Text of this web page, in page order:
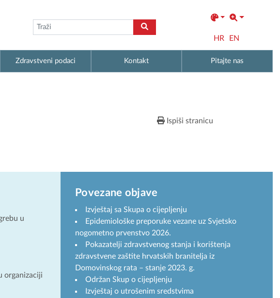
HR EN
Zdravstveni podaci Kontakt Pitajte nas
Ispiši stranicu
u
organizaciji
Povezane objave
Izvještaj sa Skupa o cijepljenju
Epidemiološke preporuke vezane uz Svjetsko
nogometno prvenstvo 2026.
Pokazatelji zdravstvenog stanja i korištenja
zdravstvene zaštite hrvatskih branitelja iz
Domovinskog rata – stanje 2023. g.
Održan Skup o cijepljenju
Izvještaj o utrošenim sredstvima